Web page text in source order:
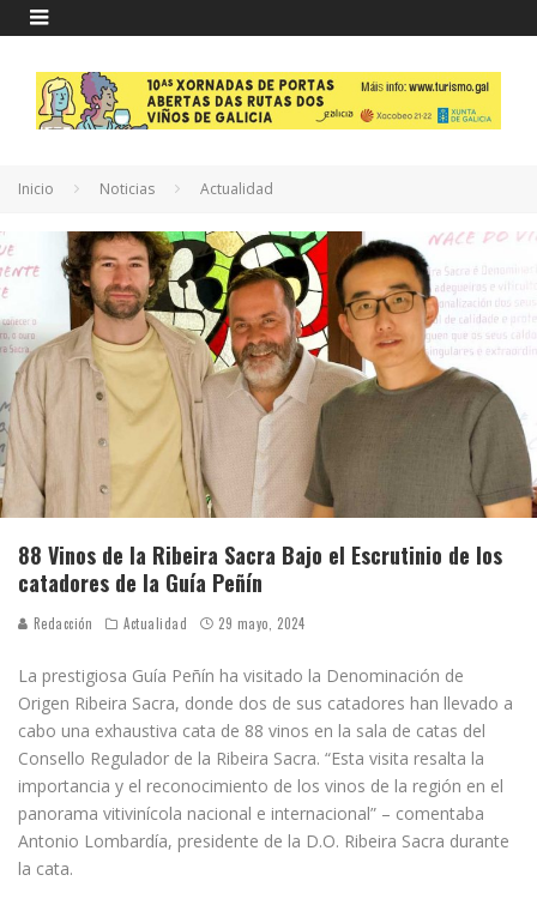
Inicio Noticias Actualidad
88 Vinos de la Ribeira Sacra Bajo el Escrutinio de los
catadores de la Guía Peñín
Redacción Actualidad 29 mayo, 2024
La prestigiosa Guía Peñín ha visitado la Denominación de
Origen Ribeira Sacra, donde dos de sus catadores han llevado a
cabo una exhaustiva cata de 88 vinos en la sala de catas del
Consello Regulador de la Ribeira Sacra. “Esta visita resalta la
importancia y el reconocimiento de los vinos de la región en el
panorama vitivinícola nacional e internacional” – comentaba
Antonio Lombardía, presidente de la D.O. Ribeira Sacra durante
la cata.